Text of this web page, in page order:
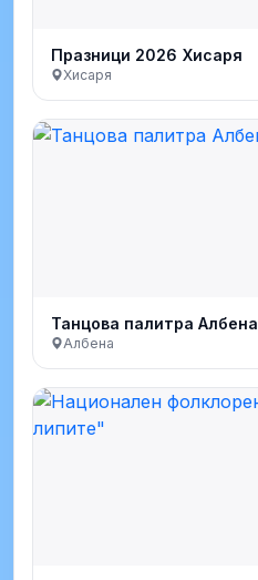
Празници 2026 Хисаря
Хисаря
Танцова палитра Албена
Албена